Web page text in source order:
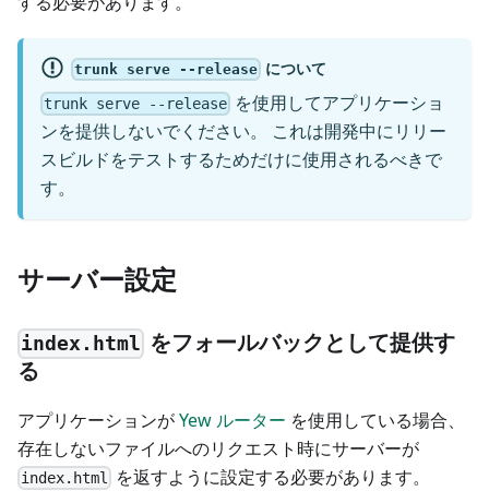
trunk serve --release について
trunk serve --release を使用してアプリケーショ
ンを提供しないでください。 これは開発中にリリー
スビルドをテストするためだけに使用されるべきで
す。
サーバー設定
index.html をフォールバックとして提供す
る
アプリケーションがYew ルーター を使用している場合、
存在しないファイルへのリクエスト時にサーバーが
index.html を返すように設定する必要があります。